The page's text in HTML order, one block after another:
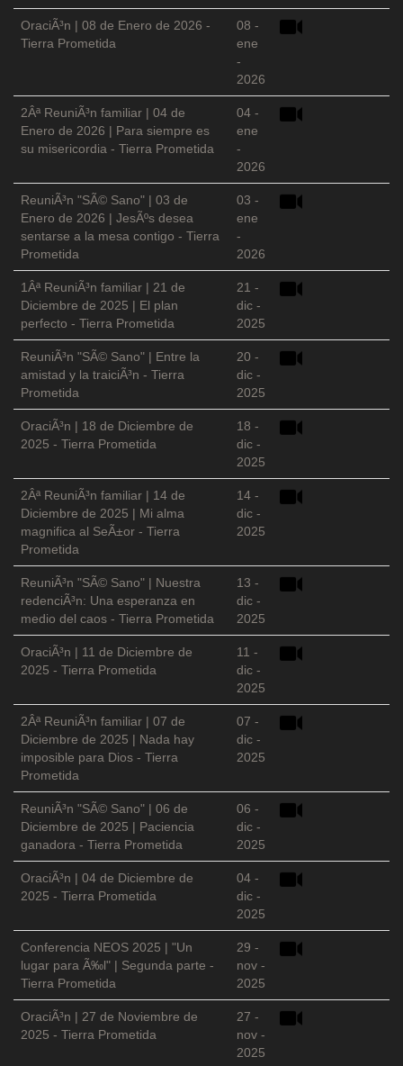
OraciÃ³n | 08 de Enero de 2026 -
Tierra Prometida
08 -
ene
-
2026
2Âª ReuniÃ³n familiar | 04 de
Enero de 2026 | Para siempre es
su misericordia - Tierra Prometida
04 -
ene
-
2026
ReuniÃ³n "SÃ© Sano" | 03 de
Enero de 2026 | JesÃºs desea
sentarse a la mesa contigo - Tierra
Prometida
03 -
ene
-
2026
1Âª ReuniÃ³n familiar | 21 de
Diciembre de 2025 | El plan
perfecto - Tierra Prometida
21 -
dic -
2025
ReuniÃ³n "SÃ© Sano" | Entre la
amistad y la traiciÃ³n - Tierra
Prometida
20 -
dic -
2025
OraciÃ³n | 18 de Diciembre de
2025 - Tierra Prometida
18 -
dic -
2025
2Âª ReuniÃ³n familiar | 14 de
Diciembre de 2025 | Mi alma
magnifica al SeÃ±or - Tierra
Prometida
14 -
dic -
2025
ReuniÃ³n "SÃ© Sano" | Nuestra
redenciÃ³n: Una esperanza en
medio del caos - Tierra Prometida
13 -
dic -
2025
OraciÃ³n | 11 de Diciembre de
2025 - Tierra Prometida
11 -
dic -
2025
2Âª ReuniÃ³n familiar | 07 de
Diciembre de 2025 | Nada hay
imposible para Dios - Tierra
Prometida
07 -
dic -
2025
ReuniÃ³n "SÃ© Sano" | 06 de
Diciembre de 2025 | Paciencia
ganadora - Tierra Prometida
06 -
dic -
2025
OraciÃ³n | 04 de Diciembre de
2025 - Tierra Prometida
04 -
dic -
2025
Conferencia NEOS 2025 | "Un
lugar para Ã‰l" | Segunda parte -
Tierra Prometida
29 -
nov -
2025
OraciÃ³n | 27 de Noviembre de
2025 - Tierra Prometida
27 -
nov -
2025